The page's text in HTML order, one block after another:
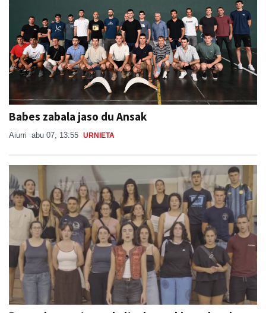
Babes zabala jaso du Ansak
Aiurri abu 07, 13:55 URNIETA